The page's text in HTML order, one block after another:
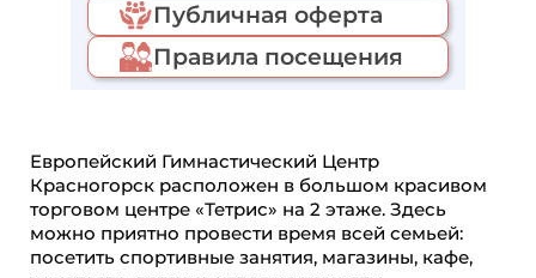
Публичная оферта
Правила посещения
Европейский Гимнастический Центр
Красногорск расположен в большом красивом
торговом центре «Тетрис» на 2 этаже. Здесь
можно приятно провести время всей семьей:
посетить спортивные занятия, магазины, кафе,